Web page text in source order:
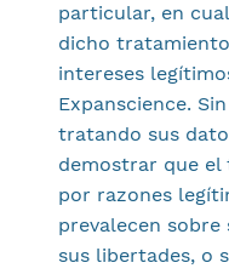
particular, en
dicho
intereses
Expanscience.
tratando sus
demostrar que
por razones
prevalecen sobre
sus libertades, o